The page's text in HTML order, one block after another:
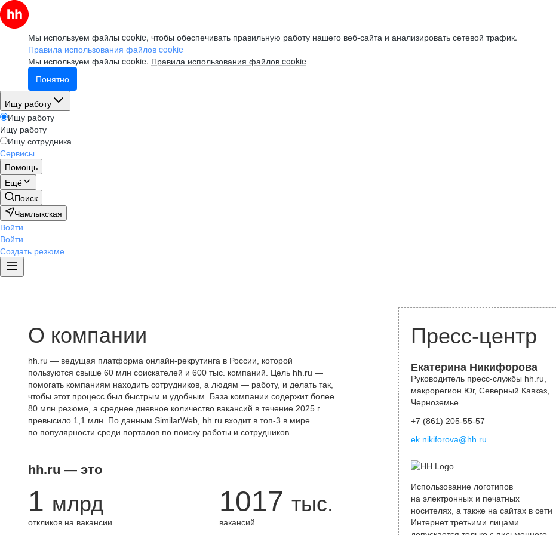
Мы используем файлы cookie, чтобы обеспечивать правильную работу нашего веб-сайта и анализировать сетевой трафик.
Правила использования файлов cookie
Мы используем файлы cookie. Правила использования файлов cookie
Понятно
Ищу работу
Ищу работу
Ищу работу
Ищу сотрудника
Сервисы
Помощь
Ещё
Поиск
Чамлыкская
Войти
Войти
Создать резюме
О компании
hh.ru — ведущая платформа онлайн-рекрутинга в России, которой
пользуются свыше 60 млн соискателей и 600 тыс. компаний. Цель hh.ru —
помогать компаниям находить сотрудников, а людям — работу, и делать так,
чтобы этот процесс был быстрым и удобным. База компании содержит более
80 млн резюме, а среднее дневное количество вакансий в течение 2025 г.
превысило 1,1 млн. По данным SimilarWeb, hh.ru входит в топ-3 в мире
по популярности среди порталов по поиску работы и сотрудников.
hh.ru — это
1 млрд
откликов на вакансии
1017 тыс.
вакансий
Пресс-центр
Екатерина Никифорова
Руководитель пресс-службы hh.ru,
макрорегион Юг, Северный Кавказ,
Черноземье
+7 (861) 205-55-57
ek.nikiforova@hh.ru
Использование логотипов
на электронных и печатных
носителях, а также на сайтах в сети
Интернет третьими лицами